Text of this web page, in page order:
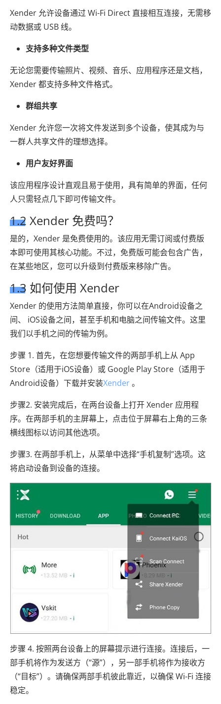
Xender 允许设备通过 Wi-Fi Direct 直接相互连接，无需移
动数据或 USB 线。
支持多种文件类型
无论您需要传输照片、视频、音乐、应用程序还是文档，
Xender 都支持多种文件格式。
群组共享
Xender 允许您一次将文件发送到多个设备，使其成为与
一群人共享文件的理想选择。
用户友好界面
该应用程序设计直观且易于使用，具有简单的界面，任何
人只需轻点几下即可传输文件。
1.2 Xender 免费吗？
是的，Xender 是免费使用的。该应用无需订阅或付费版
本即可使用其核心功能。不过，免费版可能会包含广告，
在某些地区，您可以升级到付费版来移除广告。
1.3 如何使用 Xender
Xender 的使用方法简单直接，你可以在Android设备之
间、 iOS设备之间，甚至手机和电脑之间传输文件。这里
我们以手机之间的传输为例。
步骤 1. 首先，在您想要传输文件的两部手机上从 App
Store（适用于iOS设备）或 Google Play Store（适用于
Android设备）下载并安装Xender。
步骤2. 安装完成后，在两台设备上打开 Xender 应用程
序。在两部手机的主屏幕上，点击位于屏幕右上角的三条
横线图标以访问其他选项。
步骤3. 在两部手机上，从菜单中选择“手机复制”选项。这
将启动设备到设备的连接。
步骤 4. 按照两台设备上的屏幕提示进行连接。连接后，一
部手机将作为发送方（“源”），另一部手机将作为接收方
（“目标”）。请确保两部手机彼此靠近，以确保 Wi-Fi 连接
稳定。